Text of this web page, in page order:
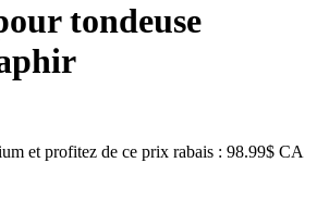
tondeuse
et profitez de ce prix rabais : 98.99$ CA